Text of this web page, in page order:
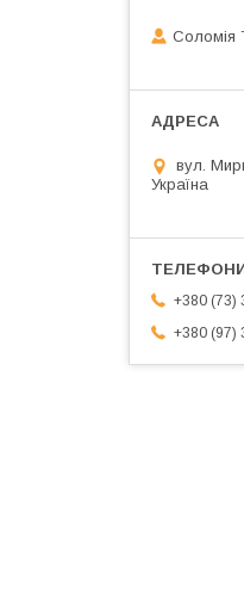
Соломія
вул.
Україна
+380 (73)
+380 (97)